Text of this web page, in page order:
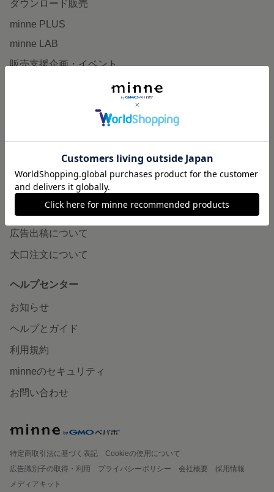
ダウンロード販売
minne PLUS
minne LAB
販売支援企画・イベント
minneとものづくりと
minneの本
企業の方へ
広告出稿について
大口注文について
ヘルプセンター
お知らせ
ヘルプとガイド
利用規約
minneのセキュリティ
お問い合わせ
特定商取引法に基づく表記
Cookieの使用について
広告識別子の取得・利用
プライバシーポリシー 会社概要
採用情報
メディアキット